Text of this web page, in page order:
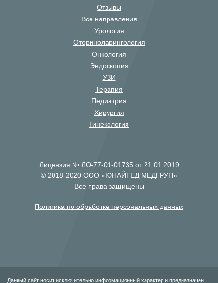
Отзывы
Все направления
Урология
Оториноларингология
Онкология
Эндоскопия
УЗИ
Терапия
Педиатрия
Хирургия
Гинекология
Лицензия № ЛО-77-01-01735 от 21.01.2019
© 2018-2020 ООО «ЮНАЙТЕД МЕДГРУП»
Все права защищены
Политика по обработке персональных данных
Данный сайт носит исключительно информационный характер и предназначен